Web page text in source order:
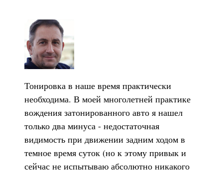
Тонировка в наше время практически
необходима. В моей многолетней практике
вождения затонированного авто я нашел
только два минуса - недостаточная
видимость при движении задним ходом в
темное время суток (но к этому привык и
сейчас не испытываю абсолютно никакого